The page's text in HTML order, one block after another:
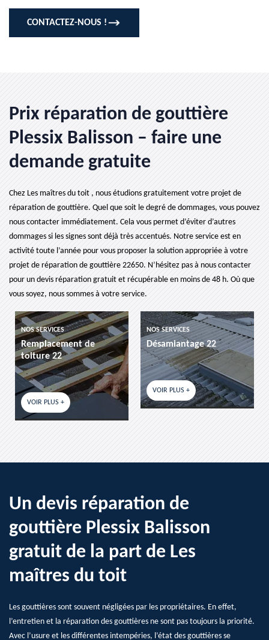
CONTACTEZ-NOUS !
Prix réparation de gouttière
Plessix Balisson – faire une
demande gratuite
Chez Les maîtres du toit , nous étudions gratuitement votre projet de
réparation de gouttière. Quel que soit le degré de dommages, vous pouvez
nous contacter immédiatement. Cela vous permet d’éviter d’autres
dommages si les signes sont déjà très accentués. Notre service est en
activité toute l’année pour vous proposer la solution appropriée à votre
projet de réparation de gouttière 22650. N’hésitez pas à nous contacter
pour un devis réparation gratuit et récupérable en moins de 48 h. Où que
vous soyez, nous sommes à votre service.
NOS SERVICES
Remplacement de
toiture 22
VOIR PLUS +
NOS SERVICES
Désamiantage 22
VOIR PLUS +
Un devis réparation de
gouttière Plessix Balisson
gratuit de la part de Les
maîtres du toit
Les gouttières sont souvent négligées par les propriétaires. En effet,
l’entretien et la réparation des gouttières ne sont pas toujours la priorité.
Avec l’usure et les différentes intempéries, l’état des gouttières se